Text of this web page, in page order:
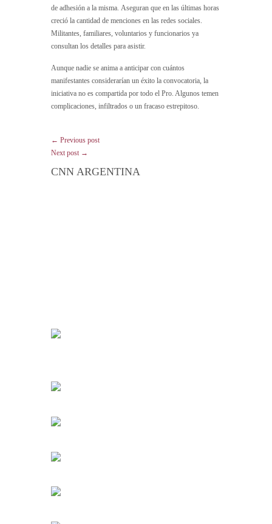
de adhesión a la misma. Aseguran que en las últimas horas
creció la cantidad de menciones en las redes sociales.
Militantes, familiares, voluntarios y funcionarios ya
consultan los detalles para asistir.
Aunque nadie se anima a anticipar con cuántos
manifestantes considerarían un éxito la convocatoria, la
iniciativa no es compartida por todo el Pro. Algunos temen
complicaciones, infiltrados o un fracaso estrepitoso.
← Previous post
Next post →
CNN ARGENTINA